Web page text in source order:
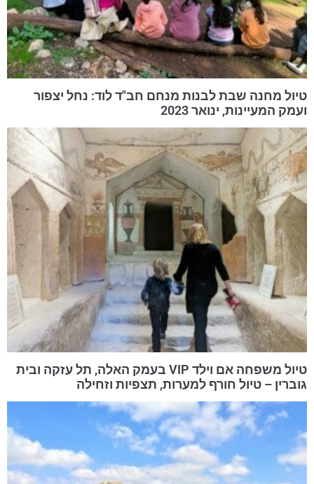
טיול מחנה שבת לבנות מנחם חב"ד לוד: נחל יצפור
ועמק המעיינות, ינואר 2023
טיול משפחה אם וילד VIP בעמק האלה, תל עזקה ובית
גוברין – טיול חורף למערות, תצפיות וזחילה